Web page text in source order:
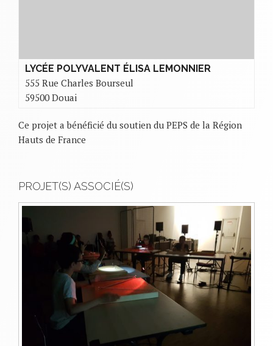
LYCÉE POLYVALENT ÉLISA LEMONNIER
555 Rue Charles Bourseul
59500 Douai
Ce projet a bénéficié du soutien du PEPS de la Région
Hauts de France
PROJET(S) ASSOCIÉ(S)